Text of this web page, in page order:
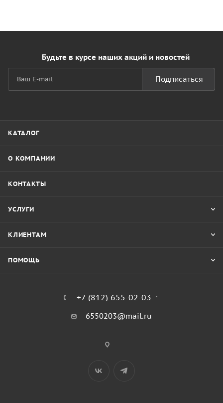
Будьте в курсе наших акций и новостей
Подписаться
КАТАЛОГ
О КОМПАНИИ
КОНТАКТЫ
УСЛУГИ
КЛИЕНТАМ
ПОМОЩЬ
+7 (812) 655-02-03
6550203@mail.ru